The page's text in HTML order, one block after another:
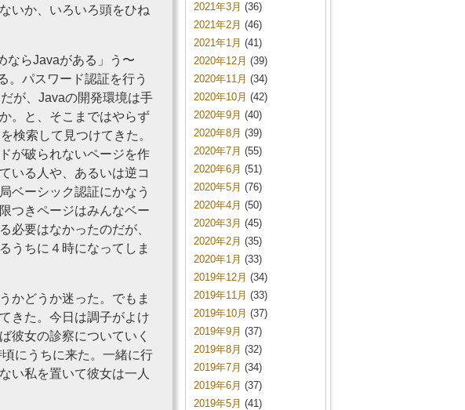
いか、いろいろ頭をひね
ならJavaがある」う〜
。パスワード認証を行う
が、Javaの開発環境は手
。と、そこまではやらず
検索して見つけてきた。
が破られないページを作
いる人や、あるいは逆コ
ベーシック認証にかなう
つきページはみんなベー
必要はなかったのだが、
うちに４時になってしま
かどうか迷った。でもま
きた。今日は調子がよけ
彼女の診察についていく
にうちに来た。一緒に行
い私を置いて彼女は一人
2021年3月 (36)
2021年2月 (46)
2021年1月 (41)
2020年12月 (39)
2020年11月 (34)
2020年10月 (42)
2020年9月 (40)
2020年8月 (39)
2020年7月 (55)
2020年6月 (51)
2020年5月 (76)
2020年4月 (50)
2020年3月 (45)
2020年2月 (35)
2020年1月 (33)
2019年12月 (34)
2019年11月 (33)
2019年10月 (37)
2019年9月 (37)
2019年8月 (32)
2019年7月 (34)
2019年6月 (37)
2019年5月 (41)